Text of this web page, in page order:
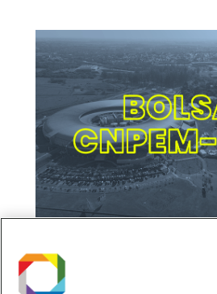
CNPEM e USP oferecem
doutorado para atuação em
fármacos com foco em